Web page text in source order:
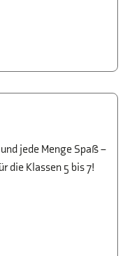
jede Menge Spaß –
die Klassen 5 bis 7!